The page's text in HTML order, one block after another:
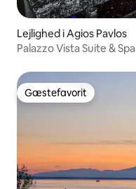
Lejlighed i Agios Pavlos
Palazzo Vista Suite & Spa
Gæstefavorit
Gæstefavorit